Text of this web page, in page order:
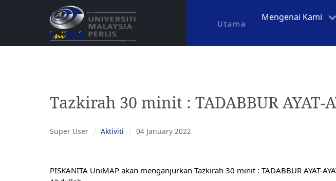
Utama
Mengenai Kami
Tazkirah 30 minit : TADABBUR AYAT-
Super User Aktiviti 04 January 2022
PISKANITA UniMAP akan menganjurkan Tazkirah 30 minit : TADABBUR AYAT-